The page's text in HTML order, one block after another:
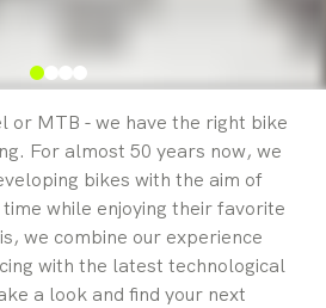
or MTB - we have the right bike
For almost 50 years now, we
bikes with the aim of
while enjoying their favorite
we combine our experience
with the latest technological
a look and find your next